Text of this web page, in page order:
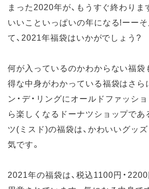
まった2020年が、もうすぐ終わりま
いいこといっぱいの年になる!ーー
て、2021年福袋はいかがでしょう?
何が入っているのかわからない福袋
得な中身がわかっている福袋はさら
ン・デ・リングにオールドファッシ
ら楽しくなるドーナツショップであ
ツ(ミスド)の福袋は、かわいいグッ
気です。
2021年の福袋は、税込1100円・